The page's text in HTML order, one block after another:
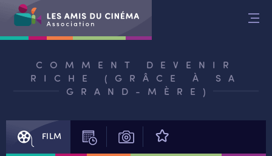
COMMENT DEVENIR
RICHE (GRÂCE À SA
GRAND-MÈRE)
FILM SÉANCES PHOTOS